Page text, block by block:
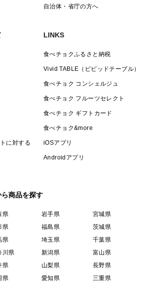
自治体・省庁の方へ
に対する
LINKS
食べチョクふるさと納税
Vivid TABLE（ビビッドテーブル）
食べチョク コンシェルジュ
食べチョク フルーツセレクト
食べチョク ギフトカード
食べチョク&more
iOSアプリ
Androidアプリ
商品を探す
県 岩手県
宮城県
県 福島県
茨城県
県 埼玉県
千葉県
川県 新潟県
富山県
県 山梨県
長野県
県 愛知県 三重県